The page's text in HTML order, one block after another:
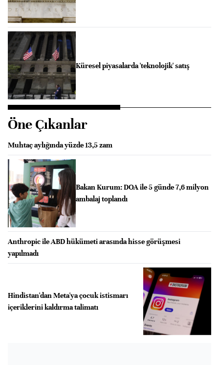
Küresel piyasalarda 'teknolojik' satış
Öne Çıkanlar
Muhtaç aylığında yüzde 13,5 zam
Bakan Kurum: DOA ile 5 günde 7,6 milyon
ambalaj toplandı
Anthropic ile ABD hükümeti arasında hisse görüşmesi
yapılmadı
Hindistan'dan Meta'ya çocuk istismarı
içeriklerini kaldırma talimatı